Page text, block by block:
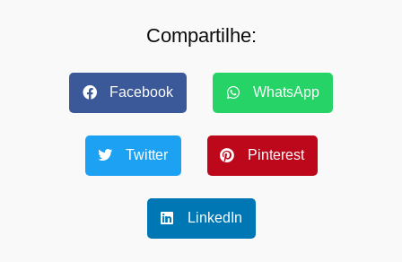
Compartilhe:
Facebook WhatsApp
Twitter Pinterest
LinkedIn